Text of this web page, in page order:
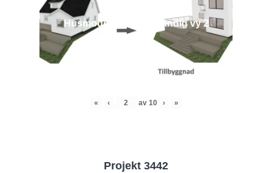
Husmodell 1042 - Utvändig vy 2
« ‹ av 10 › »
Projekt 3442